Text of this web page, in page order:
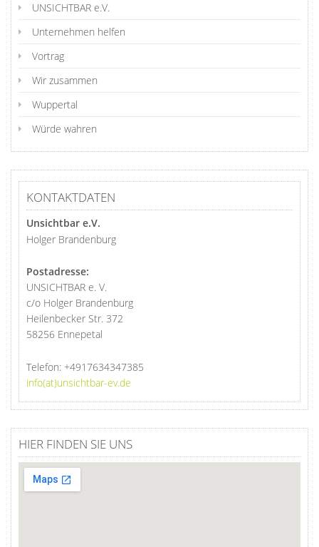
UNSICHTBAR e.V.
Unternehmen helfen
Vortrag
Wir zusammen
Wuppertal
Würde wahren
KONTAKTDATEN
Unsichtbar e.V.
Holger Brandenburg
Postadresse:
UNSICHTBAR e. V.
c/o Holger Brandenburg
Heilenbecker Str. 372
58256 Ennepetal
Telefon: +4917634347385
info(at)unsichtbar-ev.de
HIER FINDEN SIE UNS